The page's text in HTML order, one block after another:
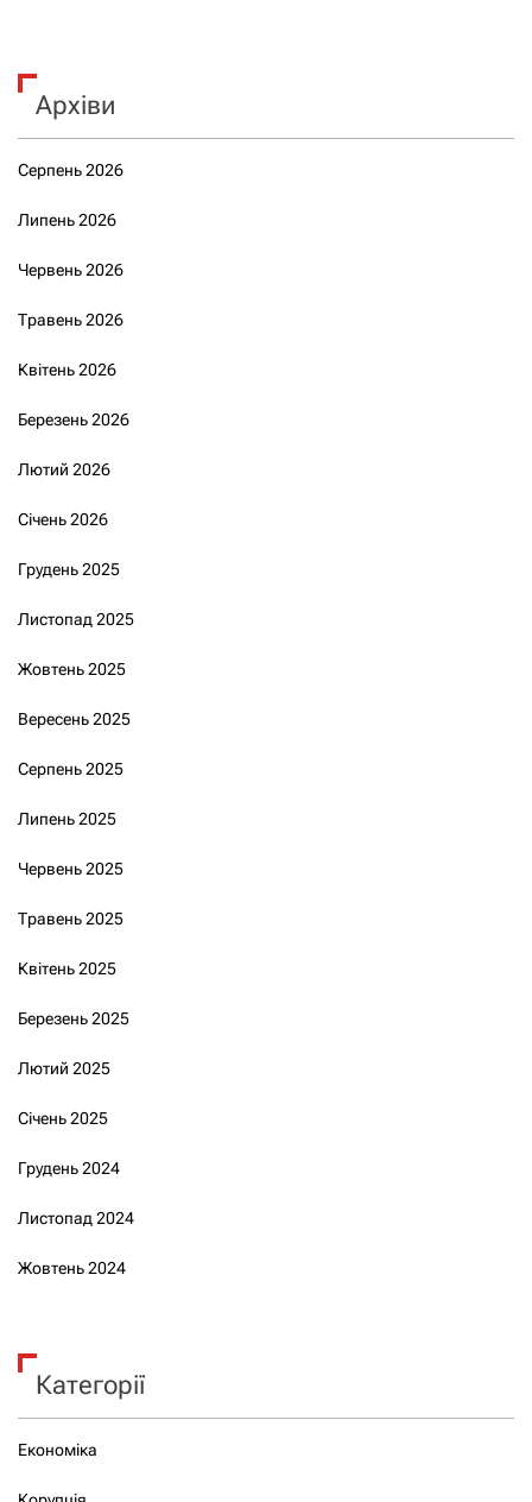
Архіви
Серпень 2026
Липень 2026
Червень 2026
Травень 2026
Квітень 2026
Березень 2026
Лютий 2026
Січень 2026
Грудень 2025
Листопад 2025
Жовтень 2025
Вересень 2025
Серпень 2025
Липень 2025
Червень 2025
Травень 2025
Квітень 2025
Березень 2025
Лютий 2025
Січень 2025
Грудень 2024
Листопад 2024
Жовтень 2024
Категорії
Економіка